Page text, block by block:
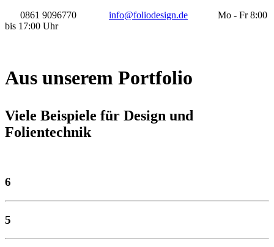
0861 9096770
info@foliodesign.de
Mo - Fr 8:00
bis 17:00 Uhr
Aus unserem Portfolio
Viele Beispiele für Design und
Folientechnik
6
5